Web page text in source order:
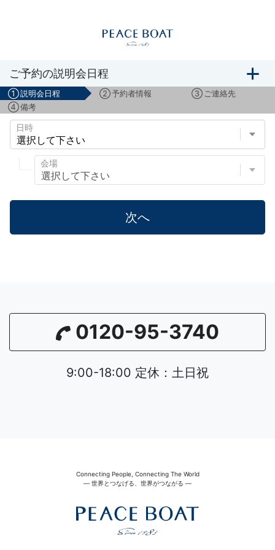
船旅説明会のご予約
ご予約の説明会日程
①説明会日程 ②予約者情報 ③ ご連絡先
④備考
日時
会場
次へ
0120-95-3740
9:00-18:00 定休：土日祝
Connecting People, Connecting The World
― 世界とつなげる、世界がつながる ―